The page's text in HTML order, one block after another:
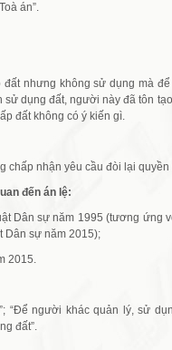
án”.
nhưng không sử dụng mà
dụng đất, người này đã tôn
đất không có ý kiến gì.
chấp nhận yêu cầu đòi lại quyền
đến án lệ:
Dân sự năm 1995 (tương ứng
Dân sự năm 2015);
2015.
“Để người khác quản lý, sử
đất”.